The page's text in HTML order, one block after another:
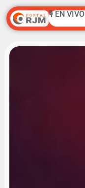
🎙️ EN VIVO